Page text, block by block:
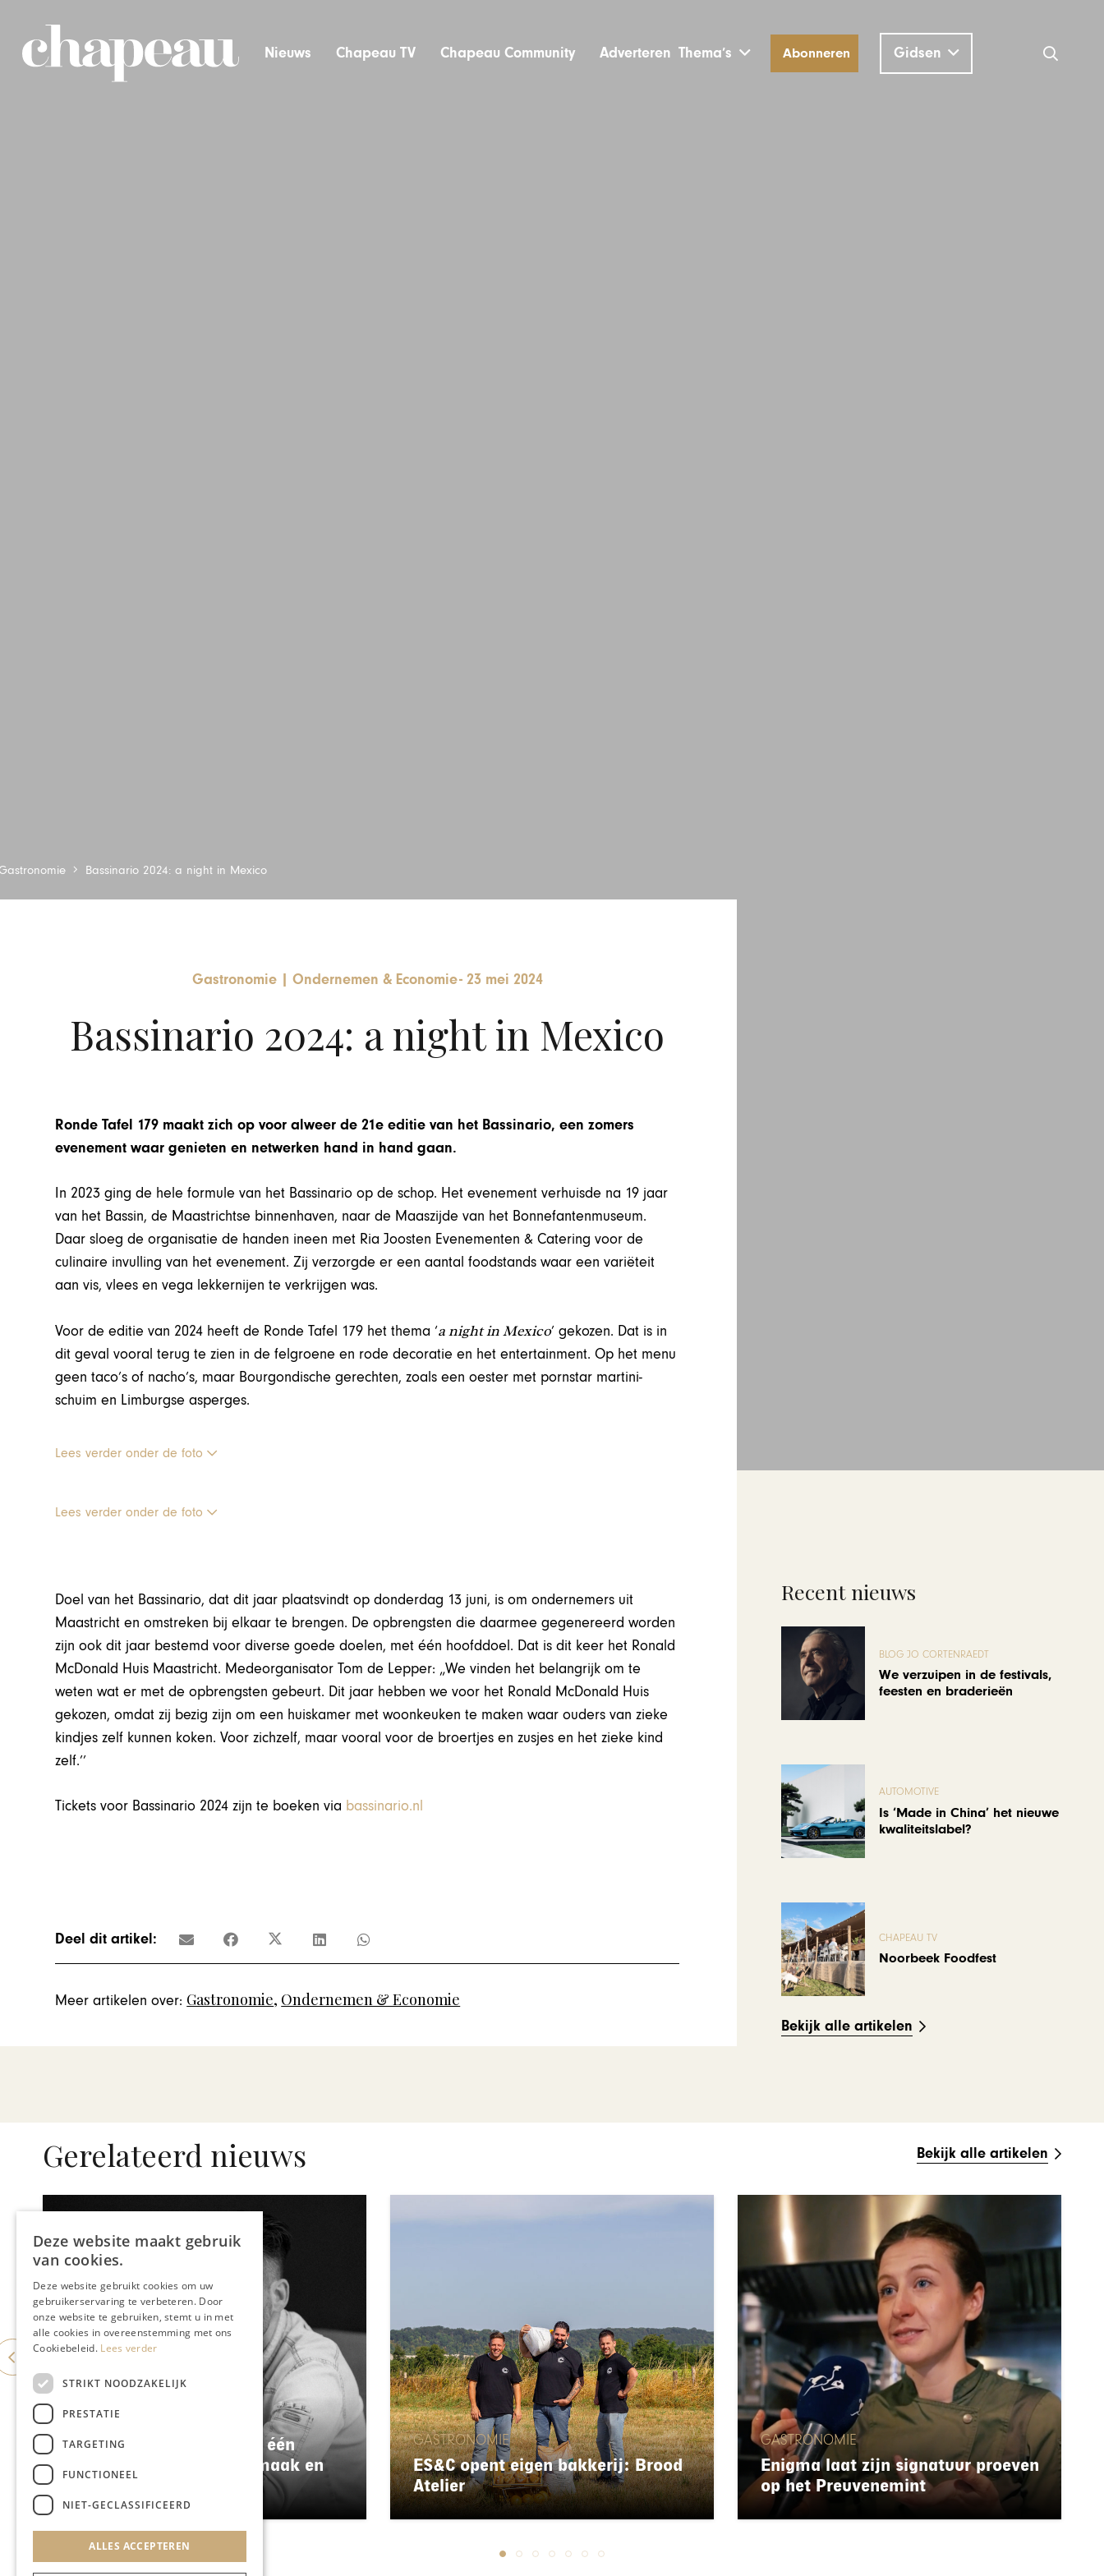
Nieuws Chapeau TV Chapeau Community Adverteren Thema’s Abonneren Gidsen
Bassinario 2024: a night in Mexico
Gastronomie Ondernemen & Economie- 23 mei 2024
Bassinario 2024: a night in Mexico
Ronde Tafel 179 maakt zich op voor alweer de 21e editie van het Bassinario, een zomers
evenement waar genieten en netwerken hand in hand gaan.
In 2023 ging de hele formule van het Bassinario op de schop. Het evenement verhuisde na 19 jaar
van het Bassin, de Maastrichtse binnenhaven, naar de Maaszijde van het Bonnefantenmuseum.
Daar sloeg de organisatie de handen ineen met Ria Joosten Evenementen & Catering voor de
culinaire invulling van het evenement. Zij verzorgde er een aantal foodstands waar een variëteit
aan vis, vlees en vega lekkernijen te verkrijgen was.
Voor de editie van 2024 heeft de Ronde Tafel 179 het thema ‘a night in Mexico’ gekozen. Dat is in
dit geval vooral terug te zien in de felgroene en rode decoratie en het entertainment. Op het menu
geen taco’s of nacho’s, maar Bourgondische gerechten, zoals een oester met pornstar martini-
schuim en Limburgse asperges.
Lees verder onder de foto
Lees verder onder de foto
Doel van het Bassinario, dat dit jaar plaatsvindt op donderdag 13 juni, is om ondernemers uit
Maastricht en omstreken bij elkaar te brengen. De opbrengsten die daarmee gegenereerd worden
zijn ook dit jaar bestemd voor diverse goede doelen, met één hoofddoel. Dat is dit keer het Ronald
McDonald Huis Maastricht. Medeorganisator Tom de Lepper: „We vinden het belangrijk om te
weten wat er met de opbrengsten gebeurt. Dit jaar hebben we voor het Ronald McDonald Huis
gekozen, omdat zij bezig zijn om een huiskamer met woonkeuken te maken waar ouders van zieke
kindjes zelf kunnen koken. Voor zichzelf, maar vooral voor de broertjes en zusjes en het zieke kind
zelf.’’
Tickets voor Bassinario 2024 zijn te boeken via bassinario.nl
Deel dit artikel:
Meer artikelen over: Gastronomie, Ondernemen & Economie
Recent nieuws
BLOG JO CORTENRAEDT
We verzuipen in de festivals,
feesten en braderieën
AUTOMOTIVE
Is ‘Made in China’ het nieuwe
kwaliteitslabel?
CHAPEAU TV
Noorbeek Foodfest
Bekijk alle artikelen
Gerelateerd nieuws Bekijk alle artikelen
GASTRONOMIE
Damianz stapt over naar één
menu: meer kwaliteit, smaak en
GASTRONOMIE
ES&C opent eigen bakkerij: Brood
Atelier
GASTRONOMIE
Enigma laat zijn signatuur proeven
op het Preuvenemint
Deze website maakt gebruik
van cookies.
Deze website gebruikt cookies om uw
gebruikerservaring te verbeteren. Door
onze website te gebruiken, stemt u in met
alle cookies in overeenstemming met ons
Cookiebeleid. Lees verder
STRIKT NOODZAKELIJK
PRESTATIE
TARGETING
FUNCTIONEEL
NIET-GECLASSIFICEERD
ALLES ACCEPTEREN